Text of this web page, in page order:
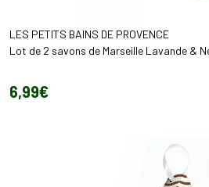
LES PETITS BAINS DE PROVENCE
Lot de 2 savons de Marseille Lavande &
6,99€